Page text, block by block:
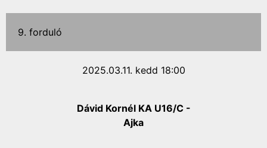
9. forduló
2025.03.11. kedd 18:00
Dávid Kornél KA U16/C -
Ajka